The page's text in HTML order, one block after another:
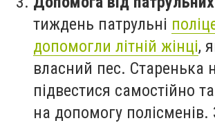
тиждень патрульні
допомогли літній жінці,
власний пес. Старенька
підвестися самостійно
на допомогу полісменів.